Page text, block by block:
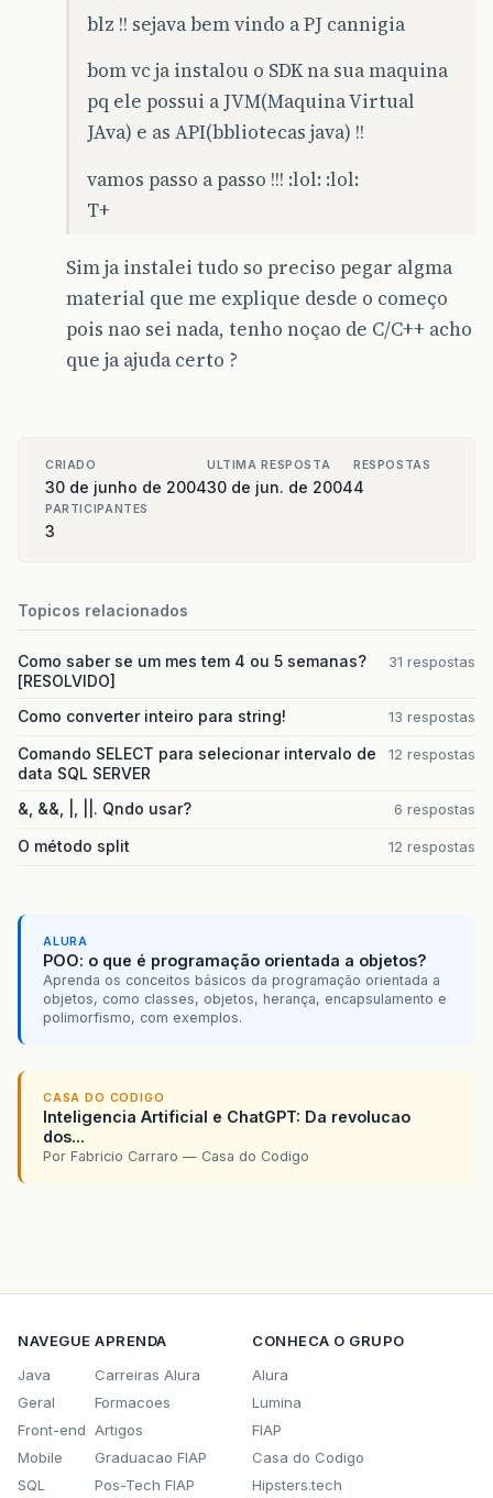
blz !! sejava bem vindo a PJ cannigia
bom vc ja instalou o SDK na sua maquina
pq ele possui a JVM(Maquina Virtual
JAva) e as API(bbliotecas java) !!
vamos passo a passo !!! :lol: :lol:
T+
Sim ja instalei tudo so preciso pegar algma
material que me explique desde o começo
pois nao sei nada, tenho noçao de C/C++ acho
que ja ajuda certo ?
CRIADO
30 de junho de 2004
ULTIMA RESPOSTA
30 de jun. de 2004
RESPOSTAS
4
PARTICIPANTES
3
Topicos relacionados
Como saber se um mes tem 4 ou 5 semanas?
[RESOLVIDO]
31 respostas
Como converter inteiro para string! 13 respostas
Comando SELECT para selecionar intervalo de
data SQL SERVER
12 respostas
&, &&, |, ||. Qndo usar? 6 respostas
O método split 12 respostas
ALURA
POO: o que é programação orientada a objetos?
Aprenda os conceitos básicos da programação orientada a
objetos, como classes, objetos, herança, encapsulamento e
polimorfismo, com exemplos.
CASA DO CODIGO
Inteligencia Artificial e ChatGPT: Da revolucao
dos...
Por Fabricio Carraro — Casa do Codigo
NAVEGUE
Java
Geral
Front-end
Mobile
SQL
APRENDA
Carreiras Alura
Formacoes
Artigos
Graduacao FIAP
Pos-Tech FIAP
CONHECA O GRUPO
Alura
Lumina
FIAP
Casa do Codigo
Hipsters.tech